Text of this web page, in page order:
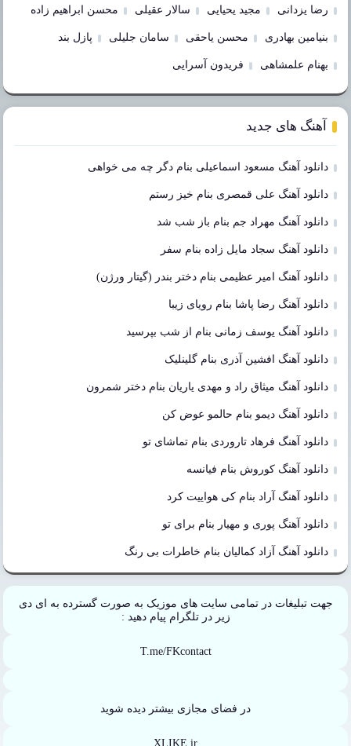
رضا یزدانی مجید یحیایی سالار عقیلی محسن ابراهیم زاده
بنیامین بهادری محسن یاحقی سامان جلیلی پازل بند
بهنام علمشاهی فریدون آسرایی
آهنگ های جدید
دانلود آهنگ مسعود اسماعیلی بنام دگر چه می خواهی
دانلود آهنگ علی قمصری بنام خیز رستم
دانلود آهنگ مهراد جم بنام باز شب شد
دانلود آهنگ سجاد مایل زاده بنام سفر
دانلود آهنگ امیر عظیمی بنام دختر بندر (گیتار ورژن)
دانلود آهنگ رضا پاشا بنام رویای زیبا
دانلود آهنگ یوسف زمانی بنام از شب بپرسید
دانلود آهنگ افشین آذری بنام گلینلیک
دانلود آهنگ میثاق راد و مهدی یاریان بنام دختر شمرون
دانلود آهنگ دیمو بنام حالمو عوض کن
دانلود آهنگ فرهاد تاروردی بنام تماشای تو
دانلود آهنگ کوروش بنام فیانسه
دانلود آهنگ آراد بنام کی هواییت کرد
دانلود آهنگ پوری و مهیار بنام برای تو
دانلود آهنگ آزاد کمالیان بنام خاطرات بی رنگ
جهت تبلیغات در تمامی سایت های موزیک به صورت گسترده به ای دی
زیر در تلگرام پیام دهید :
T.me/FKcontact
در فضای مجازی بیشتر دیده شوید
XLIKE.ir